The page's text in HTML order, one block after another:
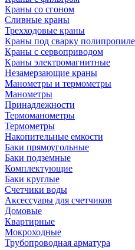
Краны со сгоном
Сливные краны
Трехходовые краны
Краны под сварку
Краны с сервоприводом
Краны электромагнитные
Незамерзающие краны
Манометры и термометры
Манометры
Принадлежности
Термоманометры
Термометры
Накопительные емкости
Баки прямоугольные
Баки подземные
Комплектующие
Баки круглые
Счетчики воды
Аксессуары для счетчиков
Домовые
Квартирные
Мокроходные
Трубопроводная арматура